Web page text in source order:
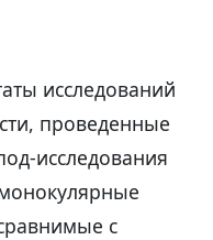
исследований
проведенные
исследования
с